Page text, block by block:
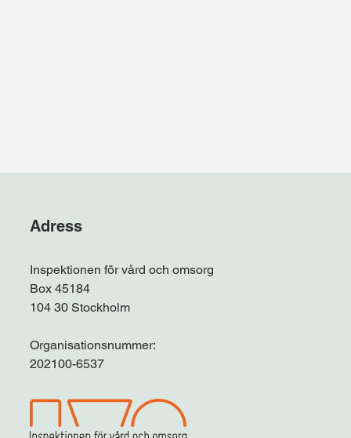
Adress
Inspektionen för vård och omsorg
Box 45184
104 30 Stockholm
Organisationsnummer:
202100-6537